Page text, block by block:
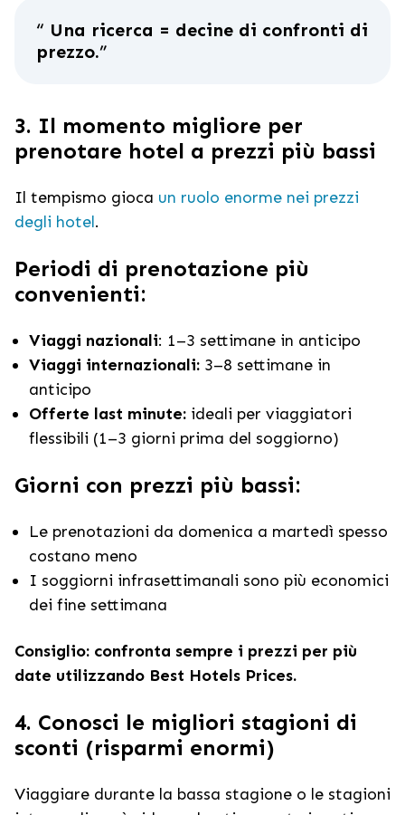
“ Una ricerca = decine di confronti di
prezzo.”
3. Il momento migliore per
prenotare hotel a prezzi più bassi
Il tempismo gioca un ruolo enorme nei prezzi
degli hotel.
Periodi di prenotazione più
convenienti:
Viaggi nazionali: 1–3 settimane in anticipo
Viaggi internazionali: 3–8 settimane in
anticipo
Offerte last minute: ideali per viaggiatori
flessibili (1–3 giorni prima del soggiorno)
Giorni con prezzi più bassi:
Le prenotazioni da domenica a martedì spesso
costano meno
I soggiorni infrasettimanali sono più economici
dei fine settimana
Consiglio: confronta sempre i prezzi per più
date utilizzando Best Hotels Prices.
4. Conosci le migliori stagioni di
sconti (risparmi enormi)
Viaggiare durante la bassa stagione o le stagioni